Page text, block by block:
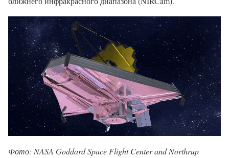
Фото: NASA Goddard Space Flight Center and Northrup